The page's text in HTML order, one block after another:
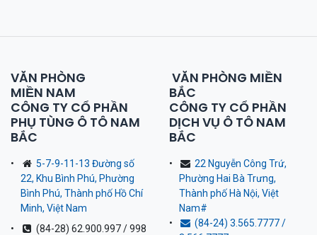
VĂN PHÒNG
MIỀN NAM
CÔNG TY CỔ PHẦN
PHỤ TÙNG Ô TÔ NAM
BẮC
5-7-9-11-13 Đường số
22, Khu Bình Phú, Phường
Bình Phú, Thành phố Hồ Chí
Minh, Việt Nam
(84-28) 62.900.997 / 998
VĂN PHÒNG MIỀN
BẮC
CÔNG TY CỔ PHẦN
DỊCH VỤ Ô TÔ NAM
BẮC
22 Nguyễn Công Trứ,
Phường Hai Bà Trưng,
Thành phố Hà Nội, Việt
Nam#
(84-24) 3.565.7777 /